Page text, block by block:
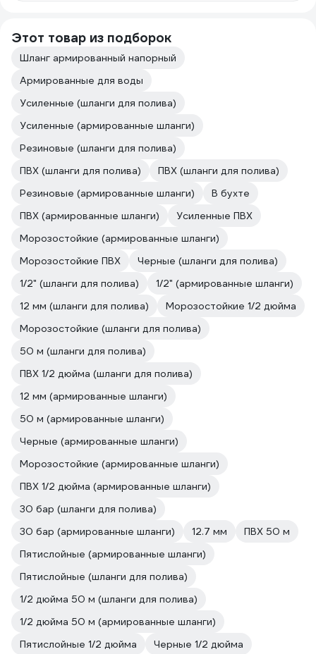
Этот товар из подборок
Шланг армированный напорный
Армированные для воды
Усиленные (шланги для полива)
Усиленные (армированные шланги)
Резиновые (шланги для полива)
ПВХ (шланги для полива)
ПВХ (шланги для полива)
Резиновые (армированные шланги)
В бухте
ПВХ (армированные шланги)
Усиленные ПВХ
Морозостойкие (армированные шланги)
Морозостойкие ПВХ
Черные (шланги для полива)
1/2" (шланги для полива)
1/2" (армированные шланги)
12 мм (шланги для полива)
Морозостойкие 1/2 дюйма
Морозостойкие (шланги для полива)
50 м (шланги для полива)
ПВХ 1/2 дюйма (шланги для полива)
12 мм (армированные шланги)
50 м (армированные шланги)
Черные (армированные шланги)
Морозостойкие (армированные шланги)
ПВХ 1/2 дюйма (армированные шланги)
30 бар (шланги для полива)
30 бар (армированные шланги)
12.7 мм
ПВХ 50 м
Пятислойные (армированные шланги)
Пятислойные (шланги для полива)
1/2 дюйма 50 м (шланги для полива)
1/2 дюйма 50 м (армированные шланги)
Пятислойные 1/2 дюйма
Черные 1/2 дюйма